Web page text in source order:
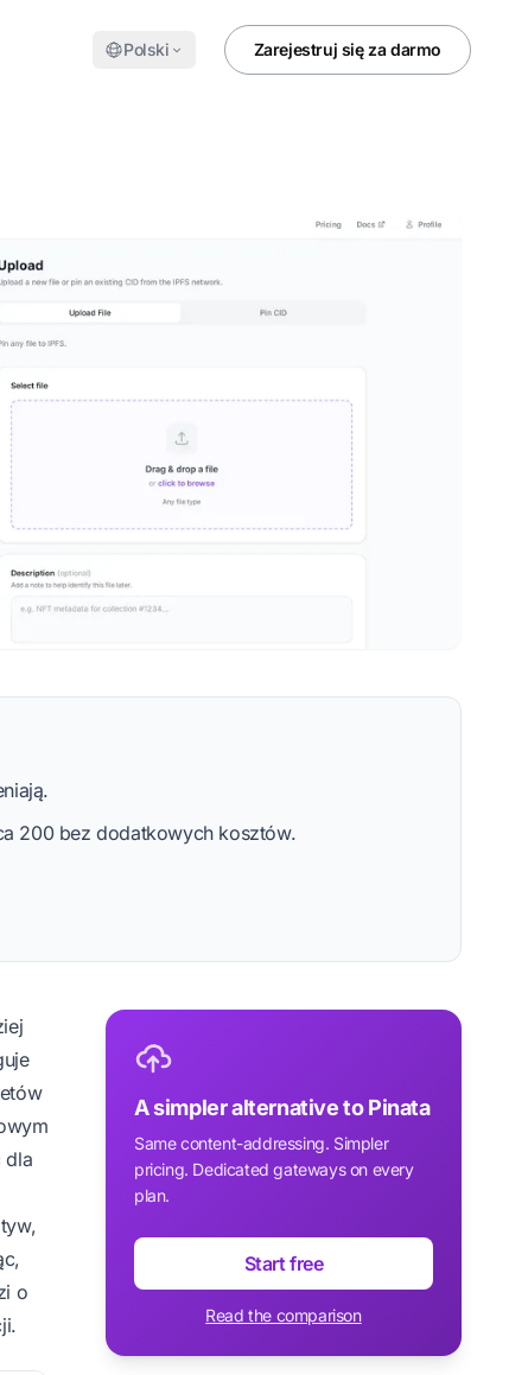
Polski Zarejestruj się za darmo
200 bez dodatkowych kosztów.
dla
o
A simpler alternative to Pinata
Same content-addressing. Simpler
pricing. Dedicated gateways on every
plan.
Start free
Read the comparison